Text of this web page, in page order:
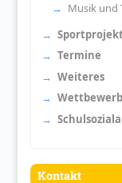
Musik und
Termine
Weiteres
Kontakt